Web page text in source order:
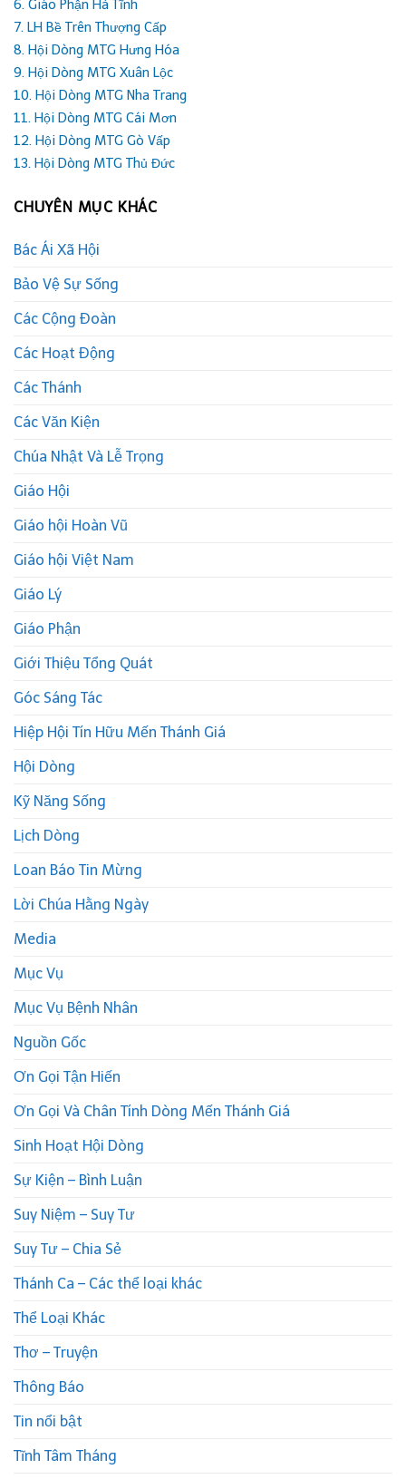
6. Giáo Phận Hà Tĩnh
7. LH Bề Trên Thượng Cấp
8. Hội Dòng MTG Hưng Hóa
9. Hội Dòng MTG Xuân Lộc
10. Hội Dòng MTG Nha Trang
11. Hội Dòng MTG Cái Mơn
12. Hội Dòng MTG Gò Vấp
13. Hội Dòng MTG Thủ Đức
CHUYÊN MỤC KHÁC
Bác Ái Xã Hội
Bảo Vệ Sự Sống
Các Cộng Đoàn
Các Hoạt Động
Các Thánh
Các Văn Kiện
Chúa Nhật Và Lễ Trọng
Giáo Hội
Giáo hội Hoàn Vũ
Giáo hội Việt Nam
Giáo Lý
Giáo Phận
Giới Thiệu Tổng Quát
Góc Sáng Tác
Hiệp Hội Tín Hữu Mến Thánh Giá
Hội Dòng
Kỹ Năng Sống
Lịch Dòng
Loan Báo Tin Mừng
Lời Chúa Hằng Ngày
Media
Mục Vụ
Mục Vụ Bệnh Nhân
Nguồn Gốc
Ơn Gọi Tận Hiến
Ơn Gọi Và Chân Tính Dòng Mến Thánh Giá
Sinh Hoạt Hội Dòng
Sự Kiện – Bình Luận
Suy Niệm – Suy Tư
Suy Tư – Chia Sẻ
Thánh Ca – Các thể loại khác
Thể Loại Khác
Thơ – Truyện
Thông Báo
Tin nổi bật
Tĩnh Tâm Tháng